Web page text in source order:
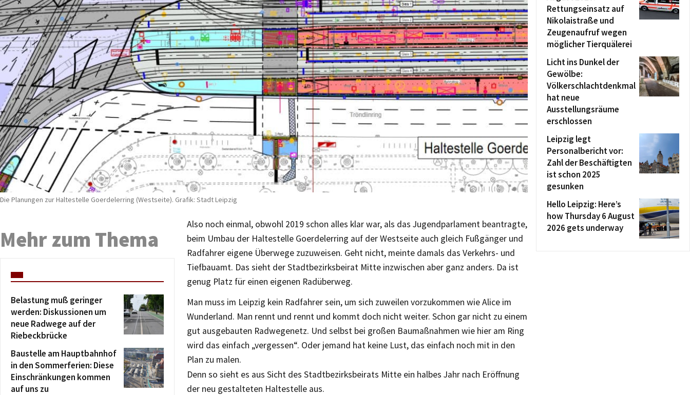
Die Planungen zur Haltestelle Goerdelerring (Westseite). Grafik: Stadt Leipzig
Also noch einmal, obwohl 2019 schon alles klar war, als das Jugendparlament beantragte,
beim Umbau der Haltestelle Goerdelerring auf der Westseite auch gleich Fußgänger und
Radfahrer eigene Überwege zuzuweisen. Geht nicht, meinte damals das Verkehrs- und
Tiefbauamt. Das sieht der Stadtbezirksbeirat Mitte inzwischen aber ganz anders. Da ist
genug Platz für einen eigenen Radüberweg.
Man muss im Leipzig kein Radfahrer sein, um sich zuweilen vorzukommen wie Alice im
Wunderland. Man rennt und rennt und kommt doch nicht weiter. Schon gar nicht zu einem
gut ausgebauten Radwegenetz. Und selbst bei großen Baumaßnahmen wie hier am Ring
wird das einfach „vergessen“. Oder jemand hat keine Lust, das einfach noch mit in den
Plan zu malen.
Denn so sieht es aus Sicht des Stadtbezirksbeirats Mitte ein halbes Jahr nach Eröffnung
der neu gestalteten Haltestelle aus.
Mehr zum Thema
Belastung muß geringer
werden: Diskussionen um
neue Radwege auf der
Riebeckbrücke
Baustelle am Hauptbahnhof
in den Sommerferien: Diese
Einschränkungen kommen
auf uns zu
Rettungseinsatz auf
Nikolaistraße und
Zeugenaufruf wegen
möglicher Tierquälerei
Licht ins Dunkel der
Gewölbe:
Völkerschlachtdenkmal
hat neue
Ausstellungsräume
erschlossen
Leipzig legt
Personalbericht vor:
Zahl der Beschäftigten
ist schon 2025
gesunken
Hello Leipzig: Here’s
how Thursday 6 August
2026 gets underway